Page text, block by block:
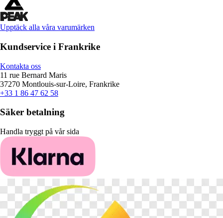
Upptäck alla våra varumärken
Kundservice i Frankrike
Kontakta oss
11 rue Bernard Maris
37270 Montlouis-sur-Loire, Frankrike
+33 1 86 47 62 58
Säker betalning
Handla tryggt på vår sida